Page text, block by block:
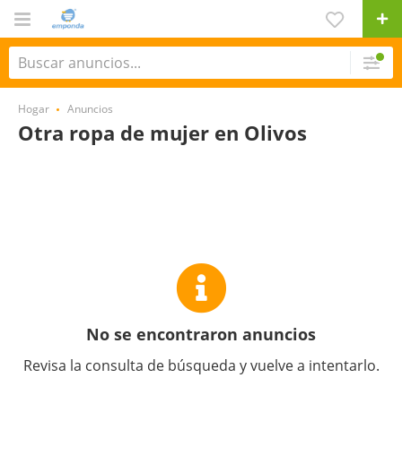
Hogar Anuncios
Otra ropa de mujer en Olivos
No se encontraron anuncios
Revisa la consulta de búsqueda y vuelve a intentarlo.